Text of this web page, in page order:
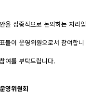
을 집중적으로 논의하는 자리입
들이 운영위원으로서 참여합니
여를 부탁드립니다.
영위원회